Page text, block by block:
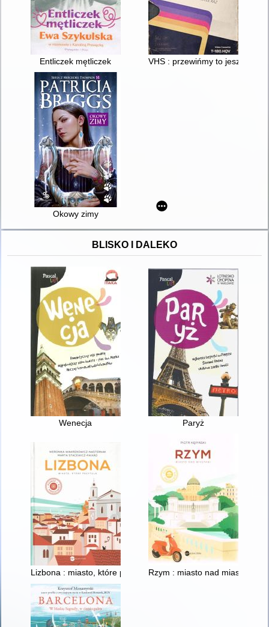
Entliczek mętliczek VHS : przewińmy to jeszcze raz
Okowy zimy
BLISKO I DALEKO
Wenecja Paryż
Lizbona : miasto, które przytulaRzym : miasto nad miastami